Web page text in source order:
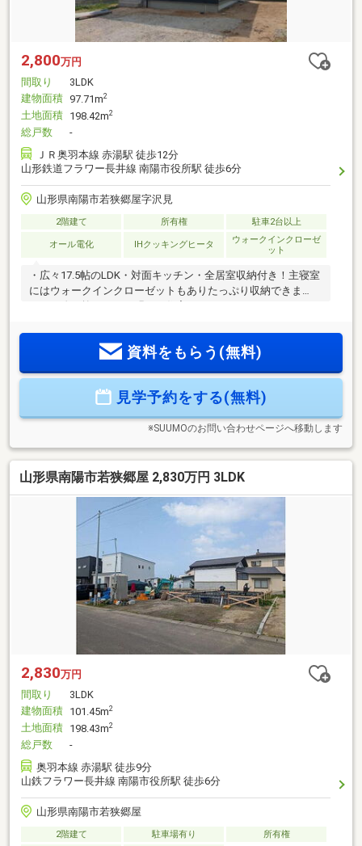
2,800万円
間取り
3LDK
建物面積 97.71m2
土地面積 198.42m2
総戸数
-
ＪＲ奥羽本線 赤湯駅 徒歩12分
山形鉄道フラワー長井線 南陽市役所駅 徒歩6分
山形県南陽市若狭郷屋字沢見
2階建て 所有権 駐車2台以上
オール電化 IHクッキングヒータ
ウォークインクローゼ
ット
・広々17.5帖のLDK・対面キッチン・全居室収納付き！主寝室
にはウォークインクローゼットもありたっぷり収納できま
す。・吹き抜けのある明るい住宅です。
資料をもらう(無料)
見学予約をする(無料)
※SUUMOのお問い合わせページへ移動します
山形県南陽市若狭郷屋 2,830万円 3LDK
2,830万円
間取り
3LDK
建物面積 101.45m2
土地面積 198.43m2
総戸数
-
奥羽本線 赤湯駅 徒歩9分
山鉄フラワー長井線 南陽市役所駅 徒歩6分
山形県南陽市若狭郷屋
2階建て 駐車場有り 所有権